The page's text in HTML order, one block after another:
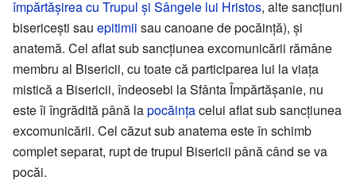
împărtășirea cu Trupul și Sângele lui Hristos, alte sancțiuni
bisericești sau epitimii sau canoane de pocăință), și
anatemă. Cel aflat sub sancțiunea excomunicării rămâne
membru al Bisericii, cu toate că participarea lui la viața
mistică a Bisericii, îndeosebi la Sfânta Împărtășanie, nu
este îi îngrădită până lapocăințacelui aflat sub sancțiunea
excomunicării. Cel căzut sub anatema este în schimb
complet separat, rupt de trupul Bisericii până când se va
pocăi.